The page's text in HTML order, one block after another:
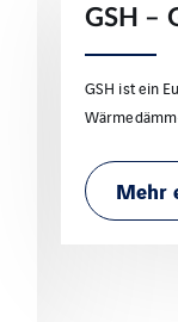
GSH –
GSH ist ein
Mehr